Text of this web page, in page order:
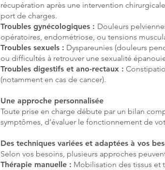
récupération après une intervention
port de charges.
Troubles gynécologiques : Douleurs
opératoires, endométriose, ou tensions
Troubles sexuels : Dyspareunies (douleurs
ou difficultés à retrouver une sexualité
Troubles digestifs et ano-rectaux :
(notamment en cas de cancer).
Une approche personnalisée
Toute prise en charge débute par un bilan
symptômes, d’évaluer le fonctionnement de
Des techniques variées et adaptées à vos
Selon vos besoins, plusieurs approches
Thérapie manuelle : Mobilisation des tissus et